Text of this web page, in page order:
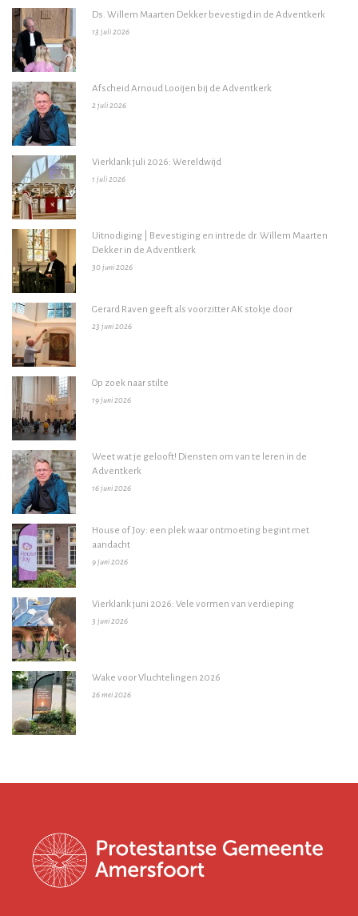
Ds. Willem Maarten Dekker bevestigd in de Adventkerk
13 juli 2026
Afscheid Arnoud Looijen bij de Adventkerk
2 juli 2026
Vierklank juli 2026: Wereldwijd
1 juli 2026
Uitnodiging | Bevestiging en intrede dr. Willem Maarten
Dekker in de Adventkerk
30 juni 2026
Gerard Raven geeft als voorzitter AK stokje door
23 juni 2026
Op zoek naar stilte
19 juni 2026
Weet wat je gelooft! Diensten om van te leren in de
Adventkerk
16 juni 2026
House of Joy: een plek waar ontmoeting begint met
aandacht
9 juni 2026
Vierklank juni 2026: Vele vormen van verdieping
3 juni 2026
Wake voor Vluchtelingen 2026
26 mei 2026